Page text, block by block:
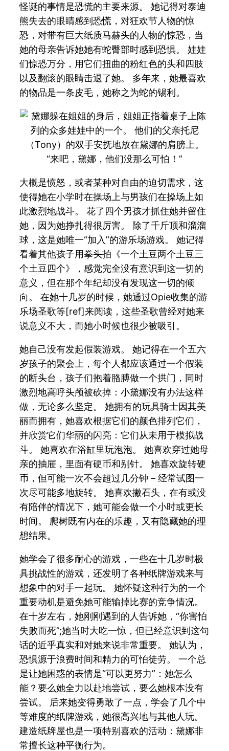
怪诞的事情是恐慌的主要来源。 她记得对泰迪
熊失去的眼睛感到恐慌，对狂欢节人物的惊
恐，对带有巨大纸质马赫头的人物的惊恐，当
她的母亲告诉她她有蛇臀部时感到恐惧。 娃娃
们惊恐万分，用它们扭曲的粉红色的头和四肢
以及翻滚的眼睛击退了她。 多年来，她最喜欢
的物品是一条皮毛，她称之为蛇的锡利。
“来吧，黛娜，他们没那么可怕！”
大概是愤怒，或者某种对自由的迫切需求，这
使得她在小学时在操场上与男孩们在操场上如
此激烈地战斗。 花了四个男孩才抓住她并留住
她，因为她挣扎得很厉害。 除了千斤顶和溜溜
球，这是她唯一“加入”的游乐场游戏。 她记得
看着其他孩子用拳头拍《一个土豆两个土豆三
个土豆四个》，感觉完全没有意识到这一切的
意义，但在那个年纪却没有发现这一切的倾
向。 在她十几岁的时候，她通过Opie收集的游
乐场圣歌等[ref]来阅读，这些圣歌曾经对她来
说意义不大，而她小时候也很少被吸引。
她自己没有发起假装游戏。 她记得在一个五六
岁孩子的聚会上，每个人都应该通过一个假装
的断头台，孩子们抱着胳膊做一个拱门，同时
激烈地高呼头颅被砍掉：小黛娜没有办法这样
做，无论多么坚定。 她拥有的玩具骑士因其美
丽而拥有，她喜欢根据它们的颜色排列它们，
并欣赏它们华丽的闪亮：它们从未用于模拟战
斗。 她喜欢在浴缸里玩泡泡。 她喜欢穿过她母
亲的抽屉，里面有硬币和别针。 她喜欢旋转硬
币，但可能一次不会超过几分钟 – 经常试图一
次尽可能多地旋转。 她喜欢撇石头，在有或没
有陪伴的情况下，她可能会做一个小时或更长
时间。 爬树既有内在的乐趣，又有隐藏她的理
想结果。
她学会了很多耐心的游戏，一些在十几岁时极
具挑战性的游戏，还发明了各种纸牌游戏来与
想象中的对手一起玩。 她怀疑这种行为的一个
重要动机是避免她可能输掉比赛的竞争情况。
在十岁左右，她刚刚遇到的人告诉她，“你害怕
失败而死”;她当时大吃一惊，但已经意识到这句
话的近乎真实和对她来说非常重要。 她认为，
恐惧源于浪费时间和精力的可怕徒劳。 一个总
是让她困惑的表情是“可以更努力”：她怎么
能？要么她全力以赴地尝试，要么她根本没有
尝试。 后来她变得勇敢了一点，学会了几个中
等难度的纸牌游戏，她很高兴地与其他人玩。
建造纸牌屋也是一项特别喜欢的活动：黛娜非
常擅长这种平衡行为。